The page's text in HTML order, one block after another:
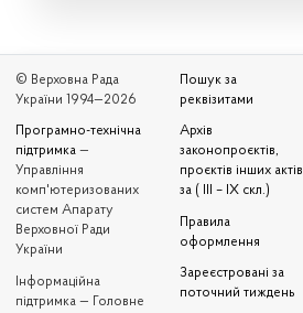
© Верховна Рада
України 1994—2026
Програмно-технічна
підтримка —
Управління
комп'ютеризованих
систем Апарату
Верховної Ради
України
Iнформаційна
підтримка — Головне
Пошук за
реквізитами
Архів
законопроєктів,
проєктів інших актів
за ( III – IX скл.)
Правила
оформлення
Зареєстровані за
поточний тиждень